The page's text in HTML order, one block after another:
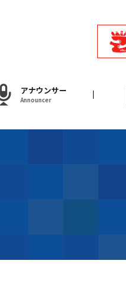
アナウンサー
Announcer
アナウンサー
Announcer
試写会・プレゼント